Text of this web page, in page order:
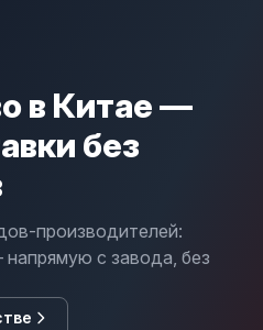
в Китае —
без
производителей:
с завода, без